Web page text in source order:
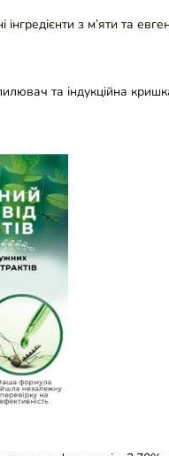
з м’яти та
та індукційна